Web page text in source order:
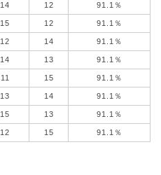
14 12 91.1％
15 12 91.1％
12 14 91.1％
14 13 91.1％
11 15 91.1％
13 14 91.1％
15 13 91.1％
12 15 91.1％